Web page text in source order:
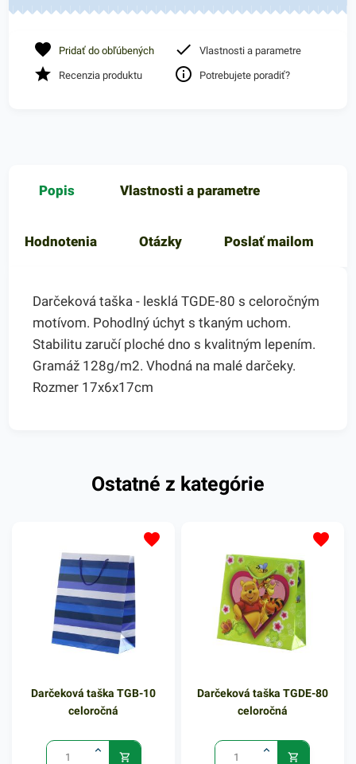
Pridať do obľúbených Vlastnosti a parametre
Recenzia produktu Potrebujete poradiť?
Popis Vlastnosti a parametre
Hodnotenia Otázky Poslať mailom
Darčeková taška - lesklá TGDE-80 s celoročným
motívom. Pohodlný úchyt s tkaným uchom.
Stabilitu zaručí ploché dno s kvalitným lepením.
Gramáž 128g/m2. Vhodná na malé darčeky.
Rozmer 17x6x17cm
Ostatné z kategórie
Darčeková taška TGB-10
celoročná
Darčeková taška TGDE-80
celoročná